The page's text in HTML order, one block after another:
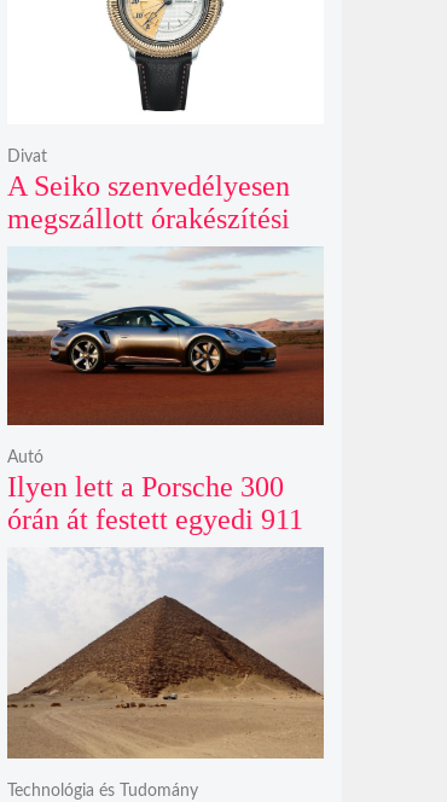
A Seiko szenvedélyesen
megszállott órakészítési
kiállítása végre Londonba
érkezik idén nyáron
Divat
Ilyen lett a Porsche 300
órán át festett egyedi 911
Turbo S-e, ami ausztrál
naplementéből született
Autó
Technológia és Tudomány